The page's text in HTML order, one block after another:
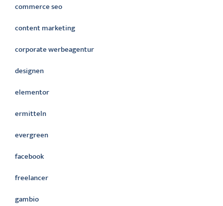
commerce seo
content marketing
corporate werbeagentur
designen
elementor
ermitteln
evergreen
facebook
freelancer
gambio